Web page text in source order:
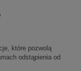
które pozwolą
odstąpienia od